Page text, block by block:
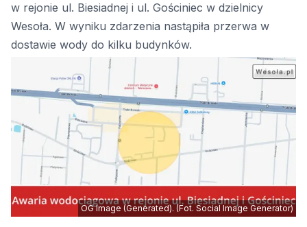
w rejonie ul. Biesiadnej i ul. Gościniec w dzielnicy
Wesoła. W wyniku zdarzenia nastąpiła przerwa w
dostawie wody do kilku budynków.
OG Image (Generated). (Fot. Social Image Generator)